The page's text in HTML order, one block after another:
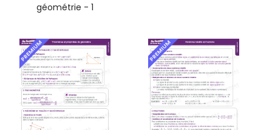
géométrie - 1
PREMIUM PREMIUM